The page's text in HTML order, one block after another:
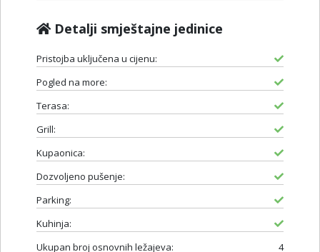
Detalji smještajne jedinice
Pristojba uključena u cijenu:
Pogled na more:
Terasa:
Grill:
Kupaonica:
Dozvoljeno pušenje:
Parking:
Kuhinja:
Ukupan broj osnovnih ležajeva:
4